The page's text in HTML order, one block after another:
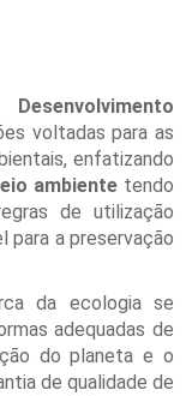
voltadas para as
enfatizando
ambientetendo
de utilização
para a preservação
da ecologia se
adequadas de
do planeta e o
de qualidade de